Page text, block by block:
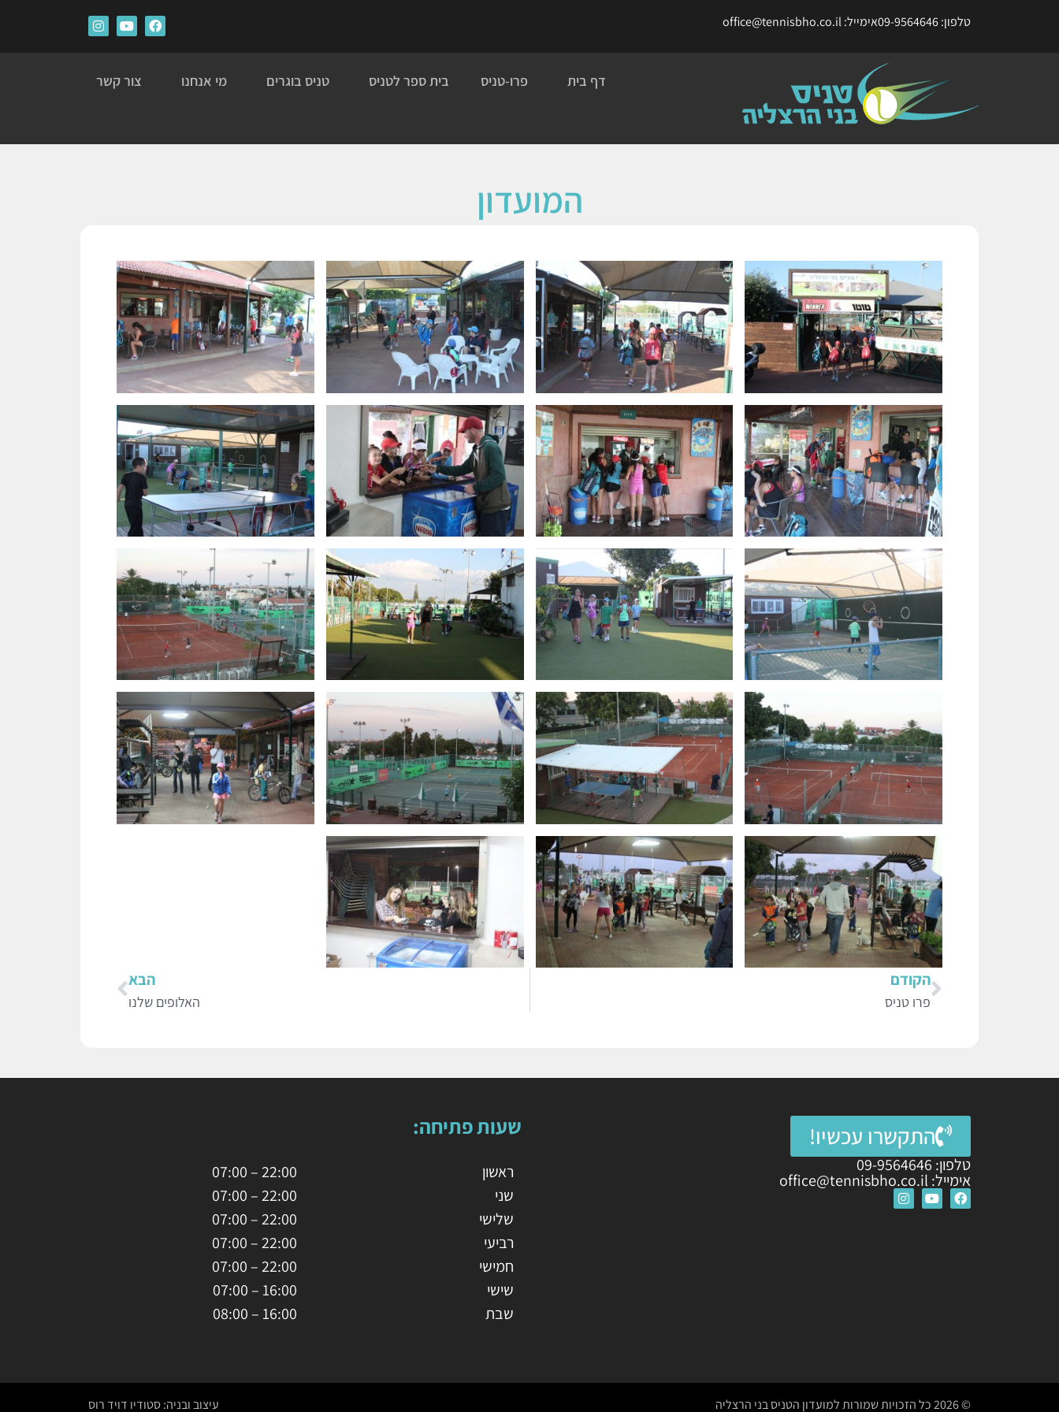
טלפון: 09-9564646 אימייל: office@tennisbho.co.il
דף בית פרו-טניס בית ספר לטניס טניס בוגרים מי אנחנו צור קשר
המועדון
הקודם
פרו טניס
הבא
האלופים שלנו
התקשרו עכשיו!
טלפון: 09-9564646
אימייל: office@tennisbho.co.il
שעות פתיחה:
ראשון
שני
שלישי
רביעי
חמישי
שישי
שבת
22:00 – 07:00
22:00 – 07:00
22:00 – 07:00
22:00 – 07:00
22:00 – 07:00
16:00 – 07:00
16:00 – 08:00
© 2026 כל הזכויות שמורות למועדון הטניס בני הרצליה עיצוב ובניה: סטודיו דויד רוס